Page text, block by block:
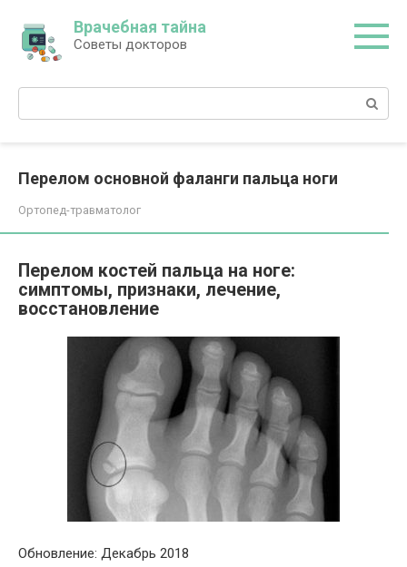
контенту
Врачебная тайна
Советы докторов
Поиск:
Перелом основной фаланги пальца ноги
Ортопед-травматолог
Перелом костей пальца на ноге:
симптомы, признаки, лечение,
восстановление
Обновление: Декабрь 2018